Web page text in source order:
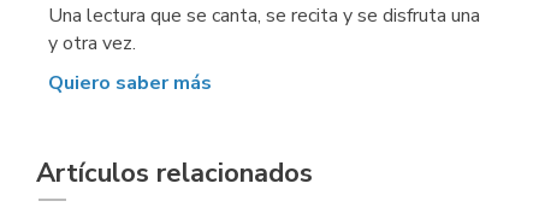
Una lectura que se canta, se recita y se disfruta una
y otra vez.
Quiero saber más
Artículos relacionados